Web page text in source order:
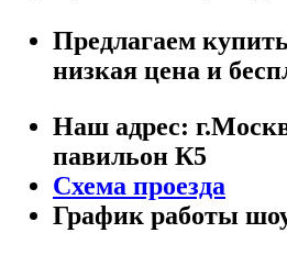
Предлагаем
низкая цена и
Наш адрес: г.
павильон К5
Схема проезда
График работы